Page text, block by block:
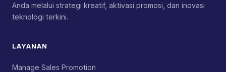
Anda melalui strategi kreatif, aktivasi promosi, dan inovasi
teknologi terkini.
LAYANAN
Manage Sales Promotion